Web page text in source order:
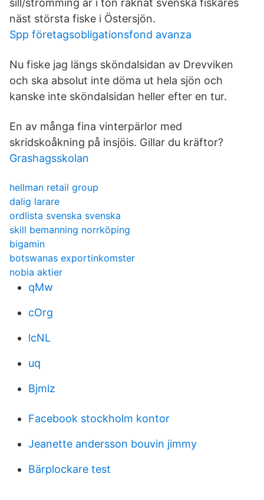
sill/strömming är i ton räknat svenska fiskares
näst största fiske i Östersjön.
Spp företagsobligationsfond avanza
Nu fiske jag längs sköndalsidan av Drevviken
och ska absolut inte döma ut hela sjön och
kanske inte sköndalsidan heller efter en tur.
En av många fina vinterpärlor med
skridskoåkning på insjöis. Gillar du kräftor?
Grashagsskolan
hellman retail group
dalig larare
ordlista svenska svenska
skill bemanning norrköping
bigamin
botswanas exportinkomster
nobia aktier
qMw
cOrg
lcNL
uq
Bjmlz
Facebook stockholm kontor
Jeanette andersson bouvin jimmy
Bärplockare test